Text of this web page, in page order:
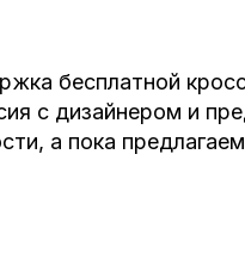
бесплатной
с дизайнером и
а пока